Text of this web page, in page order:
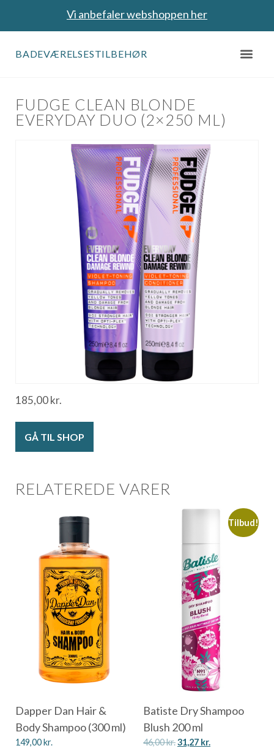
Vi anbefaler webshoppen her
BADEVÆRELSESTILBEHØR
FUDGE CLEAN BLONDE
EVERYDAY DUO (2×250 ML)
185,00kr.
GÅ TIL SHOP
RELATEREDE VARER
Dapper Dan Hair &
Body Shampoo (300 ml)
149,00kr.
Tilbud!
Batiste Dry Shampoo
Blush 200 ml
46,00kr.31,27 kr.